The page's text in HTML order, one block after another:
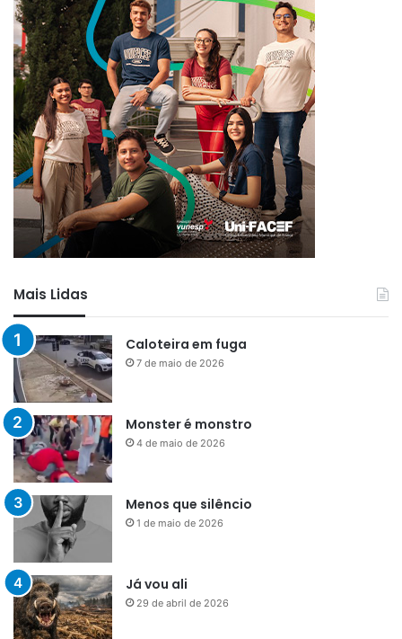
Mais Lidas
Caloteira em fuga
7 de maio de 2026
Monster é monstro
4 de maio de 2026
Menos que silêncio
1 de maio de 2026
Já vou ali
29 de abril de 2026